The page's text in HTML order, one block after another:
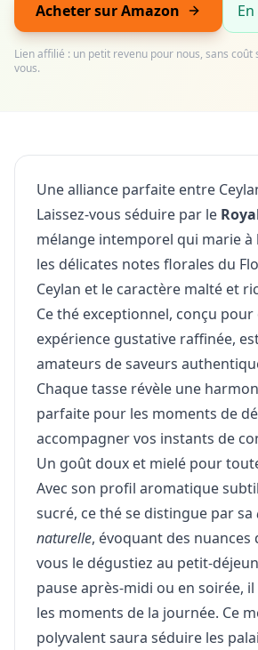
Acheter sur Amazon
Lien affilié : un petit revenu pour nous, sans
vous.
Une alliance parfaite entre
Laissez-vous séduire par le
mélange intemporel qui marie à
les délicates notes florales du
Ceylan et le caractère malté et
Ce thé exceptionnel, conçu
expérience gustative raffinée,
amateurs de saveurs
Chaque tasse révèle une
parfaite pour les moments de
accompagner vos instants de
Un goût doux et mielé pour
Avec son profil aromatique
sucré, ce thé se distingue par sa
naturelle, évoquant des nuances
vous le dégustiez au petit-
pause après-midi ou en soirée,
les moments de la journée. Ce
polyvalent saura séduire les